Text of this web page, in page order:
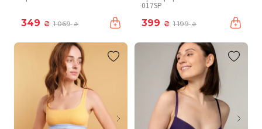
349 ₴ 1 069₴
017SP
399 ₴ 1 199₴